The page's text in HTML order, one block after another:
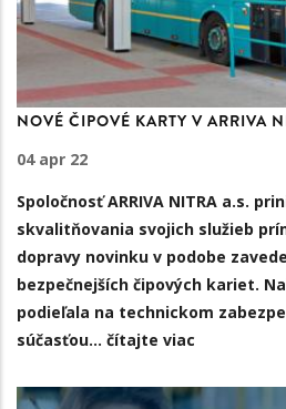
NOVÉ ČIPOVÉ KARTY V ARRIVA
04 apr 22
Spoločnosť ARRIVA NITRA a.s.
skvalitňovania svojich služieb
dopravy novinku v podobe
bezpečnejších čipových kariet.
podieľala na technickom
súčasťou… čítajte viac